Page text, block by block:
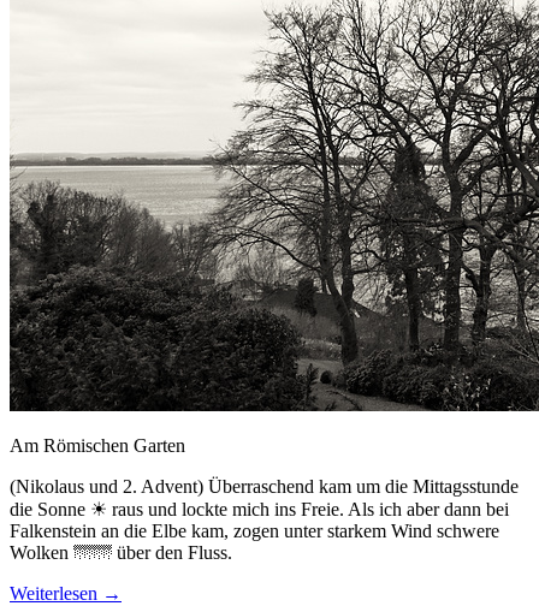
Am Römischen Garten
(Nikolaus und 2. Advent) Überraschend kam um die Mittagsstunde
die Sonne ☀ raus und lockte mich ins Freie. Als ich aber dann bei
Falkenstein an die Elbe kam, zogen unter starkem Wind schwere
Wolken 🌁🌁 über den Fluss.
Weiterlesen →